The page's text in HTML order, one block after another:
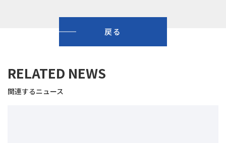
戻る
RELATED NEWS
関連するニュース